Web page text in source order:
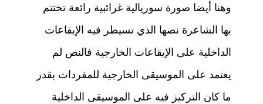
وهنا أيضا صورة سوريالية غرائبية رائعة تختتم
بها الشاعرة نصها الذي تسيطر فيه الإيقاعات
الداخلية على الإيقاعات الخارجية فالنص لم
يعتمد على الموسيقى الخارجية للمفردات بقدر
ما كان التركيز فيه على الموسيقى الداخلية